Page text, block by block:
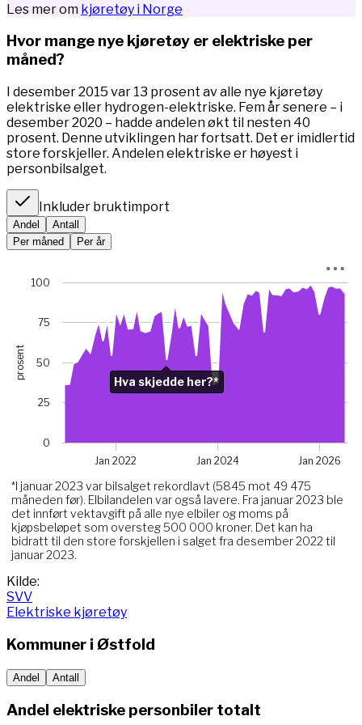
Les mer om kjøretøy i Norge
Hvor mange nye kjøretøy er elektriske per
måned?
I desember 2015 var 13 prosent av alle nye kjøretøy
elektriske eller hydrogen-elektriske. Fem år senere – i
desember 2020 – hadde andelen økt til nesten 40
prosent. Denne utviklingen har fortsatt. Det er imidlertid
store forskjeller. Andelen elektriske er høyest i
personbilsalget.
Inkluder bruktimport
Andel
Antall
Per måned
Per år
*I januar 2023 var bilsalget rekordlavt (5845 mot 49
View as data table, Chart
The chart has 1 X axis displaying Time. Data ranges from
The chart has 1 Y axis displaying prosent. Data ranges
Chart annotations summary
prosent
*I januar 2023 var bilsalget rekordlavt (5845 mot 49 475
måneden før). Elbilandelen var også lavere. Fra januar 2023 ble
det innført vektavgift på alle nye elbiler og moms på
kjøpsbeløpet som oversteg 500 000 kroner. Det kan ha
bidratt til den store forskjellen i salget fra desember 2022 til
januar 2023.
Jan 2022 Jan 2024 Jan 2026
0
25
50
75
100
Hva skjedde her?*
End of interactive chart.
Kilde:
SVV
Elektriske kjøretøy
Kommuner i Østfold
Andel Antall
Andel elektriske personbiler totalt